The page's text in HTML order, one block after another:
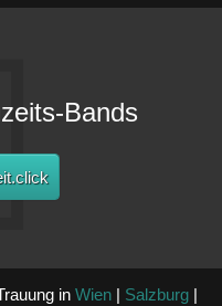
Bands
in Wien| Salzburg|